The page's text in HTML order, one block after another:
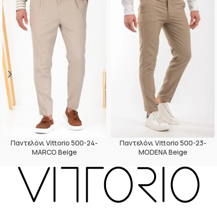
Παντελόνι Vittorio 500-24-
MARCO Beige
Παντελόνι Vittorio 500-23-
MODENA Beige